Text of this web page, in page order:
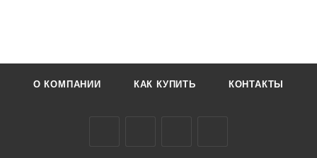
О КОМПАНИИ КАК КУПИТЬ КОНТАКТЫ